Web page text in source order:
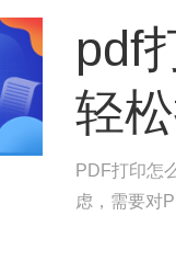
pdf
轻
PDF打印怎
虑，需要对